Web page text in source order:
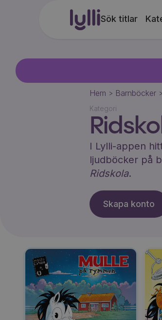
Sök titlar
Hem > Barnböcker >
Kategori
I Lylli-appen
ljudböcker på
Ridskola.
Skapa konto